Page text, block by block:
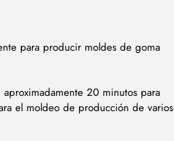
para producir moldes de goma
20 minutos para
el moldeo de producción de varios